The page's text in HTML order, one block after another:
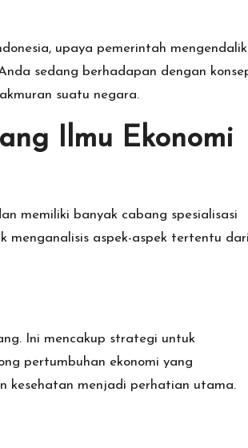
upaya pemerintah
sedang berhadapan dengan
suatu negara.
Ilmu Ekonomi
memiliki banyak cabang spesialisasi
menganalisis aspek-aspek tertentu
Ini mencakup strategi untuk
pertumbuhan ekonomi yang
kesehatan menjadi perhatian utama.